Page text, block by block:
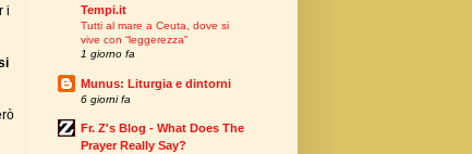
i
Tempi.it
Tutti al mare a Ceuta, dove si
vive con “leggerezza”
1 giorno fa
Munus: Liturgia e dintorni
6 giorni fa
Fr. Z's Blog - What Does The
Prayer Really Say?